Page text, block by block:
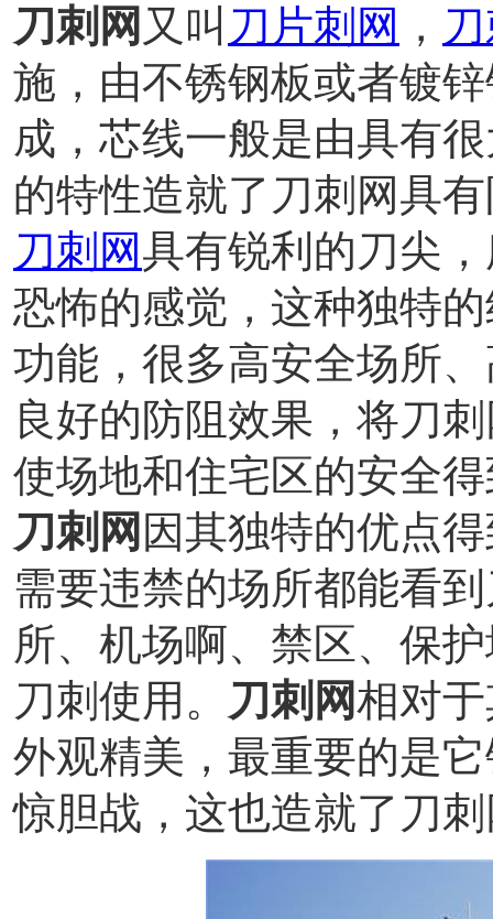
刀刺网 又叫 刀片刺网 ，
施，由不锈钢板或者镀
成，芯线一般是由具有
的特性造就了刀刺网具
刀刺网具有锐利的刀尖
恐怖的感觉，这种独特
功能，很多高安全场所
良好的防阻效果，将刀
使场地和住宅区的安全
刀刺网 因其独特的优点
需要违禁的场所都能看
所、机场啊、禁区、保
刀刺使用。 刀刺网相对
外观精美，最重要的是
惊胆战，这也造就了刀